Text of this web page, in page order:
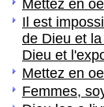
Mettez en
Il est
de Dieu et
Dieu et
Mettez en
Femmes,